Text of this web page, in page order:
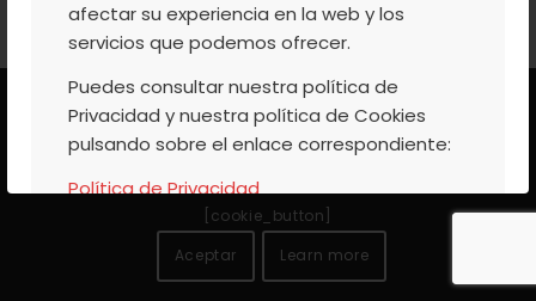
afectar su experiencia en la web y los
servicios que podemos ofrecer.
Puedes consultar nuestra política de
Privacidad y nuestra política de Cookies
pulsando sobre el enlace correspondiente:
Política de Privacidad
Política de Cookies
Este sitio web utiliza cookies propias y de terceros para
ofrecer un mejor servicio. Si continua navegando, se
considerará que acepta su uso. Encontrará más
información en nuestra
[cookie_button]
Aceptar
Learn more